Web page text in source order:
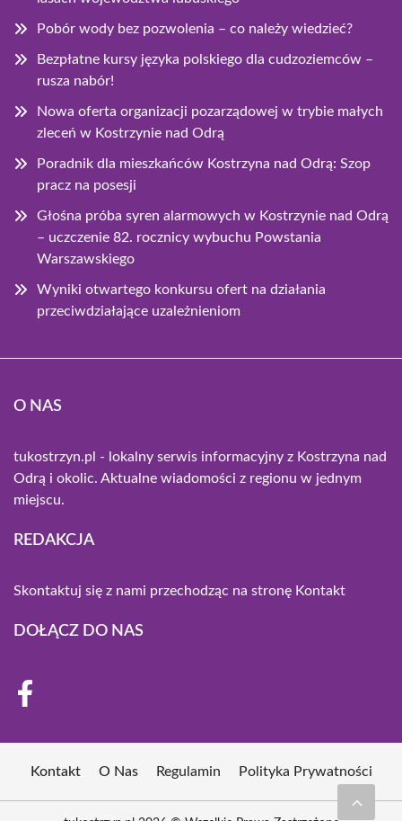
Pobór wody bez pozwolenia – co należy wiedzieć?
Bezpłatne kursy języka polskiego dla cudzoziemców –
rusza nabór!
Nowa oferta organizacji pozarządowej w trybie małych
zleceń w Kostrzynie nad Odrą
Poradnik dla mieszkańców Kostrzyna nad Odrą: Szop
pracz na posesji
Głośna próba syren alarmowych w Kostrzynie nad Odrą
– uczczenie 82. rocznicy wybuchu Powstania
Warszawskiego
Wyniki otwartego konkursu ofert na działania
przeciwdziałające uzależnieniom
O NAS
tukostrzyn.pl - lokalny serwis informacyjny z Kostrzyna nad
Odrą i okolic. Aktualne wiadomości z regionu w jednym
miejscu.
REDAKCJA
Skontaktuj się z nami przechodząc na stronę Kontakt
DOŁĄCZ DO NAS
Kontakt O Nas Regulamin Polityka Prywatności